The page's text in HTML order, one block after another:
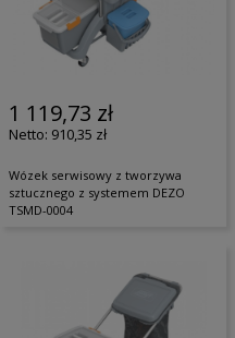
1 119,73 zł
910,35 zł
Wózek serwisowy z tworzywa
sztucznego z systemem DEZO
TSMD-0004